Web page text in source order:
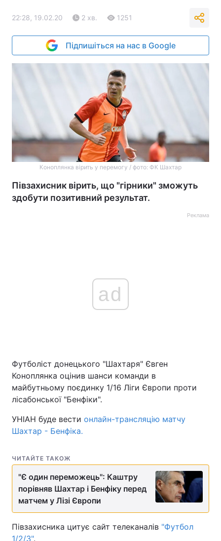
22:28, 19.02.20 2 хв. 1251
Підпишіться на нас в Google
Коноплянка вірить у перемогу / фото: ФК Шахтар
Півзахисник вірить, що "гірники" зможуть
здобути позитивний результат.
Реклама
ad
Футболіст донецького "Шахтаря" Євген
Коноплянка оцінив шанси команди в
майбутньому поєдинку 1/16 Ліги Європи проти
лісабонської "Бенфіки".
УНІАН буде вести онлайн-трансляцію матчу
Шахтар - Бенфіка.
ЧИТАЙТЕ ТАКОЖ
"Є один переможець": Каштру
порівняв Шахтар і Бенфіку перед
матчем у Лізі Європи
Півзахисника цитує сайт телеканалів "Футбол
1/2/3".